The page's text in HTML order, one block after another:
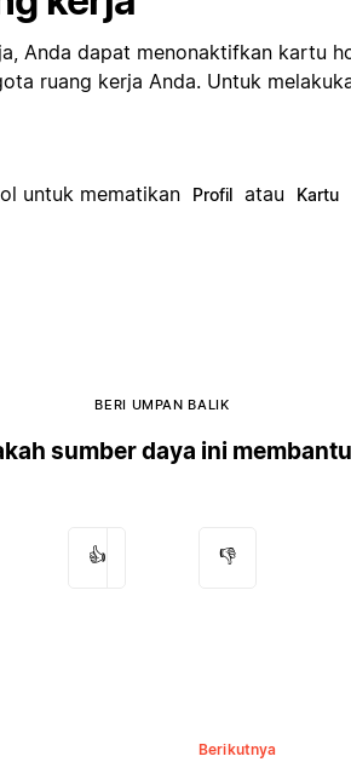
Anda dapat menonaktifkan kartu
ruang kerja Anda. Untuk
untuk mematikan Profil atau
Kartu
BERI UMPAN BALIK
sumber daya ini
👍 👎
Berikutnya